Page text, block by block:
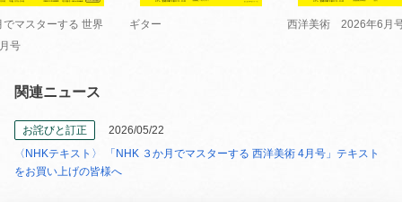
でマスターする 世界
号
ギター 西洋美術 2026年6月
関連ニュース
お詫びと訂正
2026/05/22
〈NHKテキスト〉 「NHK ３か月でマスターする 西洋美術 4月号」テキスト
をお買い上げの皆様へ